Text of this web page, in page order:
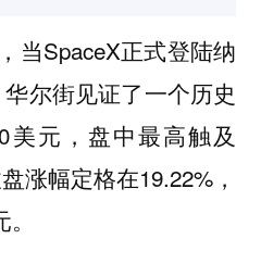
当SpaceX正式登陆纳
尔街见证了一个历史
美元，盘中最高触及
涨幅定格在19.22%，